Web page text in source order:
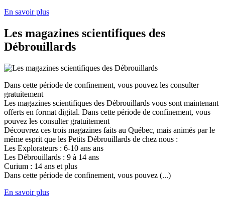
En savoir plus
Les magazines scientifiques des
Débrouillards
Dans cette période de confinement, vous pouvez les consulter
gratuitement
Les magazines scientifiques des Débrouillards vous sont maintenant
offerts en format digital. Dans cette période de confinement, vous
pouvez les consulter gratuitement
Découvrez ces trois magazines faits au Québec, mais animés par le
même esprit que les Petits Débrouillards de chez nous :
Les Explorateurs : 6-10 ans ans
Les Débrouillards : 9 à 14 ans
Curium : 14 ans et plus
Dans cette période de confinement, vous pouvez (...)
En savoir plus